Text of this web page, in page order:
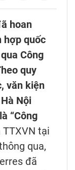
hoan
hợp quốc
Công
quy
văn kiện
Nội
“Công
TTXVN tại
qua,
đã